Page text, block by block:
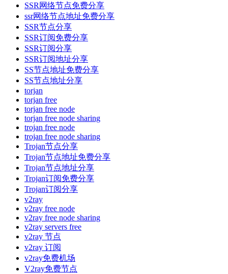
SSR网络节点免费分享
ssr网络节点地址免费分享
SSR节点分享
SSR订阅免费分享
SSR订阅分享
SSR订阅地址分享
SS节点地址免费分享
SS节点地址分享
torjan
torjan free
torjan free node
torjan free node sharing
trojan free node
trojan free node sharing
Trojan节点分享
Trojan节点地址免费分享
Trojan节点地址分享
Trojan订阅免费分享
Trojan订阅分享
v2ray
v2ray free node
v2ray free node sharing
v2ray servers free
v2ray 节点
v2ray 订阅
v2ray免费机场
V2ray免费节点